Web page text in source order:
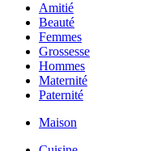
Amitié
Beauté
Femmes
Grossesse
Hommes
Maternité
Paternité
Maison